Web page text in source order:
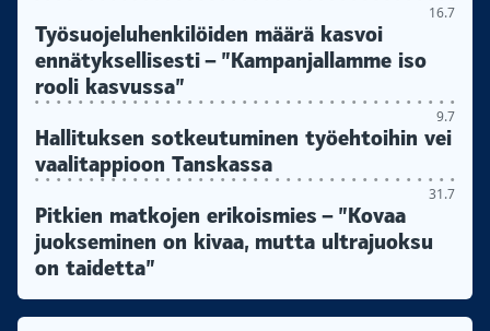
16.7
Työsuojeluhenkilöiden määrä kasvoi
ennätyksellisesti – ”Kampanjallamme iso
rooli kasvussa”
9.7
Hallituksen sotkeutuminen työehtoihin vei
vaalitappioon Tanskassa
31.7
Pitkien matkojen erikoismies – ”Kovaa
juokseminen on kivaa, mutta ultrajuoksu
on taidetta”